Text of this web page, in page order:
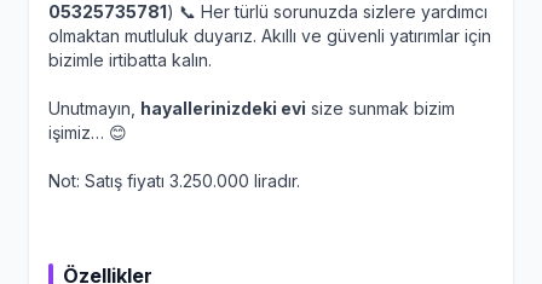
05325735781) 📞 Her türlü sorunuzda sizlere yardımcı
olmaktan mutluluk duyarız. Akıllı ve güvenli yatırımlar için
bizimle irtibatta kalın.
Unutmayın, hayallerinizdeki evi size sunmak bizim
işimiz… 😊
Not: Satış fiyatı 3.250.000 liradır.
Özellikler